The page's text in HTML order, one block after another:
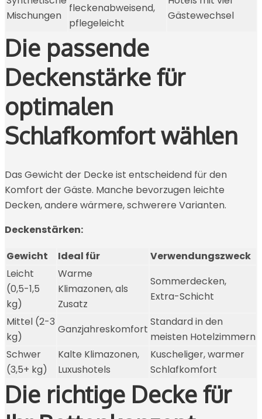
Mischungen
fleckenabweisend,
pflegeleicht
Gästewechsel
Die passende
Deckenstärke für
optimalen
Schlafkomfort wählen
Das Gewicht der Decke ist entscheidend für den
Komfort der Gäste. Manche bevorzugen leichte
Decken, andere wärmere, schwerere Varianten.
Deckenstärken:
Gewicht
Ideal für
Verwendungszweck
Leicht
(0,5-1,5
kg)
Warme
Klimazonen, als
Zusatz
Sommerdecken,
Extra-Schicht
Mittel (2-3
kg)
Ganzjahreskomfort
Standard in den
meisten Hotelzimmern
Schwer
(3,5+ kg)
Kalte Klimazonen,
Luxushotels
Kuscheliger, warmer
Schlafkomfort
Die richtige Decke für